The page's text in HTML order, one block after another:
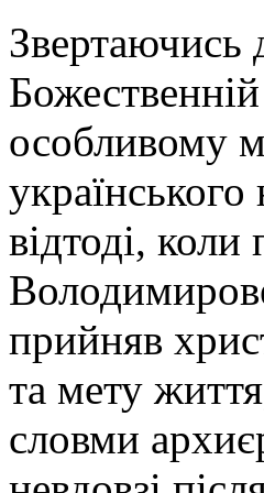
Звертаючись
особливому
відтоді,
прийняв
та мету
словми